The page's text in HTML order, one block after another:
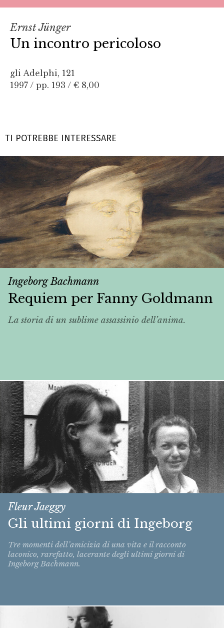
Ernst Jünger
Un incontro pericoloso
gli Adelphi, 121
1997 / pp. 193 / € 8,00
TI POTREBBE INTERESSARE
Ingeborg Bachmann
Requiem per Fanny Goldmann
La storia di un sublime assassinio dell’anima.
Fleur Jaeggy
Gli ultimi giorni di Ingeborg
Tre momenti dell’amicizia di una vita e il racconto
laconico, rarefatto, lacerante degli ultimi giorni di
Ingeborg Bachmann.